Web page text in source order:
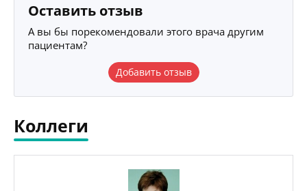
Оставить отзыв
А вы бы порекомендовали этого врача другим
пациентам?
Добавить отзыв
Коллеги